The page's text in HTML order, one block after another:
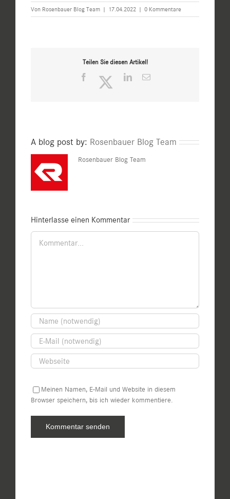
Von Rosenbauer Blog Team | 17.04.2022 | 0 Kommentare
Teilen Sie diesen Artikel!
Facebook TwitterLinkedIn
E-
A blog post by: Rosenbauer Blog Team
Rosenbauer Blog Team
Hinterlasse einen Kommentar
Kommentar
Meinen Namen, E-Mail und Website in diesem
Browser speichern, bis ich wieder kommentiere.